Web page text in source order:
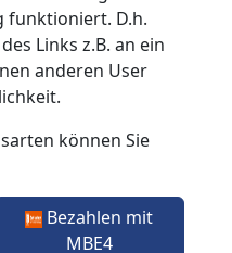
funktioniert. D.h.
Links z.B. an ein
anderen User
können Sie
Bezahlen mit
MBE4